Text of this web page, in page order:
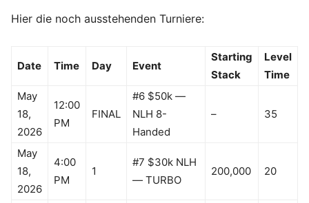
Hier die noch ausstehenden Turniere:
Date Time Day Event
Starting
Stack
Level
Time
May
18,
2026
12:00
PM
FINAL
#6 $50k —
NLH 8-
Handed
– 35
May
18,
2026
4:00
PM
1
#7 $30k NLH
— TURBO
200,000 20